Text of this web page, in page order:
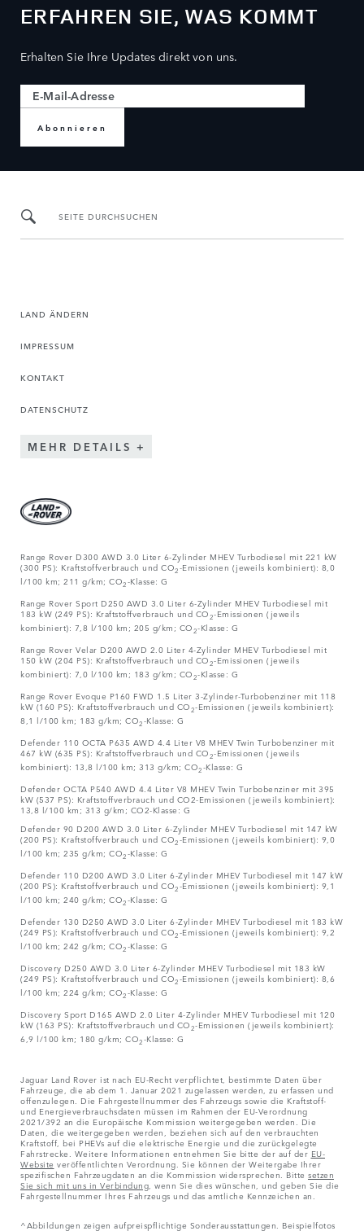
ERFAHREN SIE, WAS KOMMT
Erhalten Sie Ihre Updates direkt von uns.
Abonnieren
SEITE DURCHSUCHEN
LAND ÄNDERN
IMPRESSUM
KONTAKT
DATENSCHUTZ
MEHR DETAILS
Range Rover D300 AWD 3.0 Liter 6-Zylinder MHEV Turbodiesel mit 221 kW
(300 PS): Kraftstoffverbrauch und CO2-Emissionen (jeweils kombiniert): 8,0
l/100 km; 211 g/km; CO2-Klasse: G
Range Rover Sport D250 AWD 3.0 Liter 6-Zylinder MHEV Turbodiesel mit
183 kW (249 PS): Kraftstoffverbrauch und CO2-Emissionen (jeweils
kombiniert): 7,8 l/100 km; 205 g/km; CO2-Klasse: G
Range Rover Velar D200 AWD 2.0 Liter 4-Zylinder MHEV Turbodiesel mit
150 kW (204 PS): Kraftstoffverbrauch und CO2-Emissionen (jeweils
kombiniert): 7,0 l/100 km; 183 g/km; CO2-Klasse: G
Range Rover Evoque P160 FWD 1.5 Liter 3-Zylinder-Turbobenziner mit 118
kW (160 PS): Kraftstoffverbrauch und CO2-Emissionen (jeweils kombiniert):
8,1 l/100 km; 183 g/km; CO2-Klasse: G
Defender 110 OCTA P635 AWD 4.4 Liter V8 MHEV Twin Turbobenziner mit
467 kW (635 PS): Kraftstoffverbrauch und CO2-Emissionen (jeweils
kombiniert): 13,8 l/100 km; 313 g/km; CO2-Klasse: G
Defender OCTA P540 AWD 4.4 Liter V8 MHEV Twin Turbobenziner mit 395
kW (537 PS): Kraftstoffverbrauch und CO2-Emissionen (jeweils kombiniert):
13,8 l/100 km; 313 g/km; CO2-Klasse: G
Defender 90 D200 AWD 3.0 Liter 6-Zylinder MHEV Turbodiesel mit 147 kW
(200 PS): Kraftstoffverbrauch und CO2-Emissionen (jeweils kombiniert): 9,0
l/100 km; 235 g/km; CO2-Klasse: G
Defender 110 D200 AWD 3.0 Liter 6-Zylinder MHEV Turbodiesel mit 147 kW
(200 PS): Kraftstoffverbrauch und CO2-Emissionen (jeweils kombiniert): 9,1
l/100 km; 240 g/km; CO2-Klasse: G
Defender 130 D250 AWD 3.0 Liter 6-Zylinder MHEV Turbodiesel mit 183 kW
(249 PS): Kraftstoffverbrauch und CO2-Emissionen (jeweils kombiniert): 9,2
l/100 km; 242 g/km; CO2-Klasse: G
Discovery D250 AWD 3.0 Liter 6-Zylinder MHEV Turbodiesel mit 183 kW
(249 PS): Kraftstoffverbrauch und CO2-Emissionen (jeweils kombiniert): 8,6
l/100 km; 224 g/km; CO2-Klasse: G
Discovery Sport D165 AWD 2.0 Liter 4-Zylinder MHEV Turbodiesel mit 120
kW (163 PS): Kraftstoffverbrauch und CO2-Emissionen (jeweils kombiniert):
6,9 l/100 km; 180 g/km; CO2-Klasse: G
Jaguar Land Rover ist nach EU-Recht verpflichtet, bestimmte Daten über
Fahrzeuge, die ab dem 1. Januar 2021 zugelassen werden, zu erfassen und
offenzulegen. Die Fahrgestellnummer des Fahrzeugs sowie die Kraftstoff-
und Energieverbrauchsdaten müssen im Rahmen der EU-Verordnung
2021/392 an die Europäische Kommission weitergegeben werden. Die
Daten, die weitergegeben werden, beziehen sich auf den verbrauchten
Kraftstoff, bei PHEVs auf die elektrische Energie und die zurückgelegte
Fahrstrecke. Weitere Informationen entnehmen Sie bitte der auf der EU-
Website veröffentlichten Verordnung. Sie können der Weitergabe Ihrer
spezifischen Fahrzeugdaten an die Kommission widersprechen. Bitte setzen
Sie sich mit uns in Verbindung , wenn Sie dies wünschen, und geben Sie die
Fahrgestellnummer Ihres Fahrzeugs und das amtliche Kennzeichen an.
^Abbildungen zeigen aufpreispflichtige Sonderausstattungen. Beispielfotos